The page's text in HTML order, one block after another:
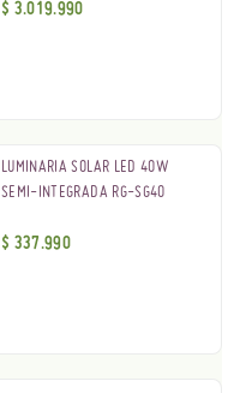
$ 3.019.990
¡Nuevo!
LUMINARIA SOLAR LED 40W
SEMI-INTEGRADA RG-SG40
$ 337.990